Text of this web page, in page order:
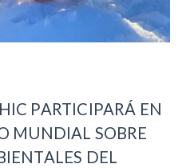
PARTICIPARÁ EN
MUNDIAL SOBRE
DEL